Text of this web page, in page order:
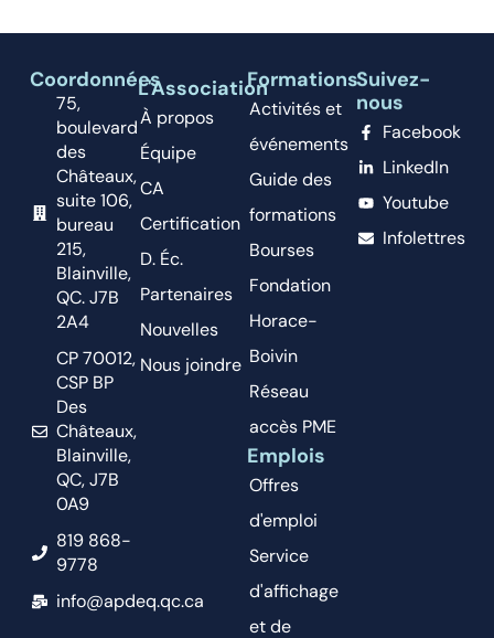
Coordonnées
75,
boulevard
des
Châteaux,
suite 106,
bureau
215,
Blainville,
QC. J7B
2A4
CP 70012,
CSP BP
Des
Châteaux,
Blainville,
QC, J7B
0A9
819 868-
9778
info@apdeq.qc.ca
L'Association
À propos
Équipe
CA
Certification
D. Éc.
Partenaires
Nouvelles
Nous joindre
Formations
Activités et
événements
Guide des
formations
Bourses
Fondation
Horace-
Boivin
Réseau
accès PME
Emplois
Offres
d'emploi
Service
d'affichage
et de
Suivez-
nous
Facebook
LinkedIn
Youtube
Infolettres